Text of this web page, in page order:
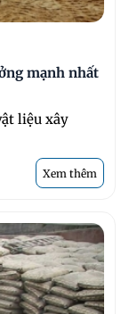
mạnh nhất
liệu xây
Xem thêm